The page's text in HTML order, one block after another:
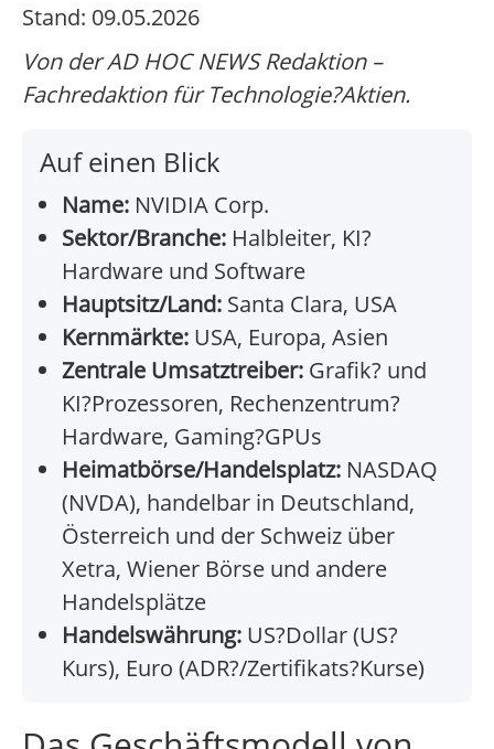
Stand: 09.05.2026
Von der AD HOC NEWS Redaktion –
Fachredaktion für Technologie?Aktien.
Auf einen Blick
Name: NVIDIA Corp.
Sektor/Branche: Halbleiter, KI?
Hardware und Software
Hauptsitz/Land: Santa Clara, USA
Kernmärkte: USA, Europa, Asien
Zentrale Umsatztreiber: Grafik? und
KI?Prozessoren, Rechenzentrum?
Hardware, Gaming?GPUs
Heimatbörse/Handelsplatz: NASDAQ
(NVDA), handelbar in Deutschland,
Österreich und der Schweiz über
Xetra, Wiener Börse und andere
Handelsplätze
Handelswährung: US?Dollar (US?
Kurs), Euro (ADR?/Zertifikats?Kurse)